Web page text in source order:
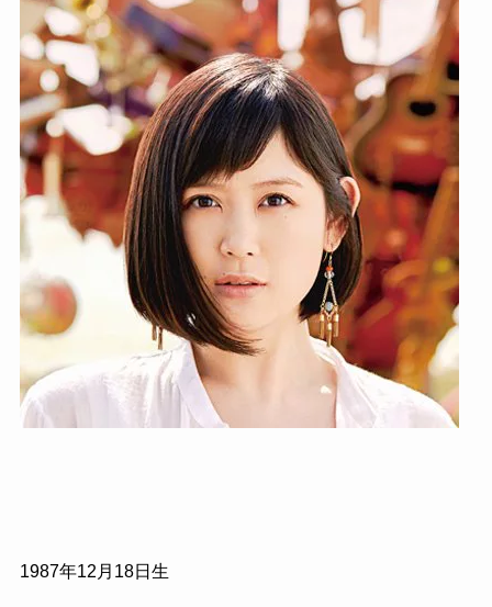
1987年12 月 18日生